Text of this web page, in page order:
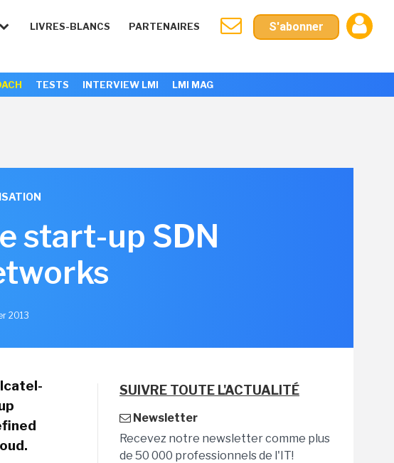
LIVRES-BLANCS PARTENAIRES S'abonner
TESTS INTERVIEW LMI LMI MAG
start-up SDN
2013
SUIVRE TOUTE L'ACTUALITÉ
Newsletter
Recevez notre newsletter comme plus
de 50 000 professionnels de l'IT!